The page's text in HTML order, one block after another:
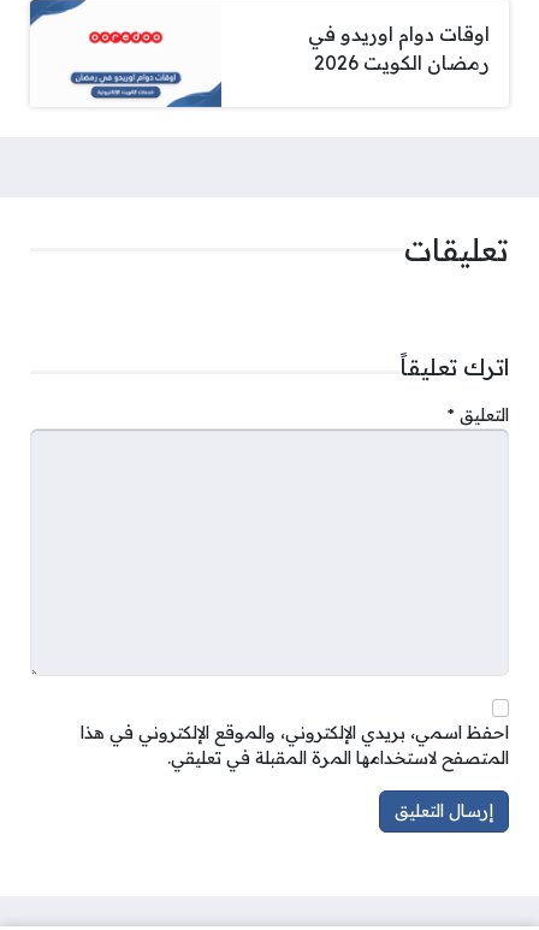
اوقات دوام اوريدو في
رمضان الكويت 2026
تعليقات
اترك تعليقاً
التعليق *
احفظ اسمي، بريدي الإلكتروني، والموقع الإلكتروني في هذا
المتصفح لاستخدامها المرة المقبلة في تعليقي.